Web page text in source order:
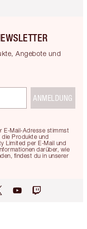
Angebote und
E-Mail-Adresse stimmst
die Produkte und
Limited per E-Mail und
darüber, wie
findest du in unserer
ANMELDUNG